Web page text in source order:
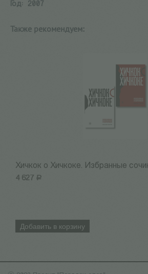
Год:
2007
Также рекомендуем:
Хичкок о Хичкоке. Избранные
4 627 Р
Добавить в корзину